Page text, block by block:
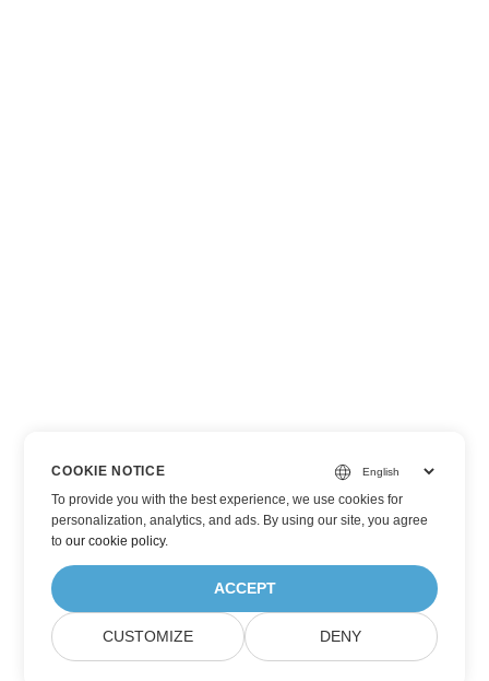
COOKIE NOTICE
To provide you with the best experience, we use cookies for
personalization, analytics, and ads. By using our site, you agree
toour cookie policy.
ACCEPT
CUSTOMIZE DENY